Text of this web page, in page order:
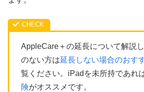
AppleCare＋の延長について解説
のない方は延長しない場合のおす
覧ください。iPadを未所持であれば
険がオススメです。